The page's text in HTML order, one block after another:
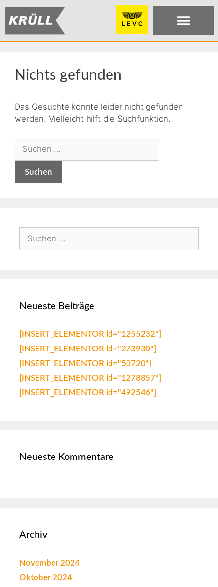
Nichts gefunden
Das Gesuchte konnte leider nicht gefunden
werden. Vielleicht hilft die Suchfunktion.
Neueste Beiträge
[INSERT_ELEMENTOR id="1255232"]
[INSERT_ELEMENTOR id="273930"]
[INSERT_ELEMENTOR id="50720"]
[INSERT_ELEMENTOR id="1278857"]
[INSERT_ELEMENTOR id="492546"]
Neueste Kommentare
Archiv
November 2024
Oktober 2024